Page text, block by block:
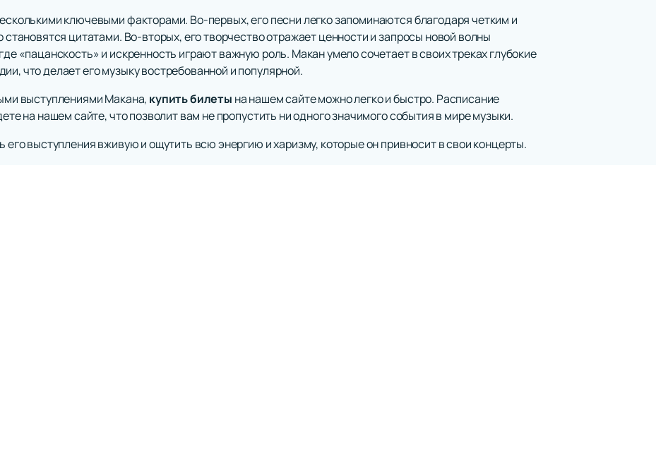
ключевыми факторами. Во-первых, его песни легко запоминаются благодаря четким и
цитатами. Во-вторых, его творчество отражает ценности и запросы новой волны
«пацанскость» и искренность играют важную роль. Макан умело сочетает в своих треках глубокие
что делает его музыку востребованной и популярной.
выступлениями Макана, купить билеты на нашем сайте можно легко и быстро. Расписание
на нашем сайте, что позволит вам не пропустить ни одного значимого события в мире музыки.
его выступления вживую и ощутить всю энергию и харизму, которые он привносит в свои концерты.